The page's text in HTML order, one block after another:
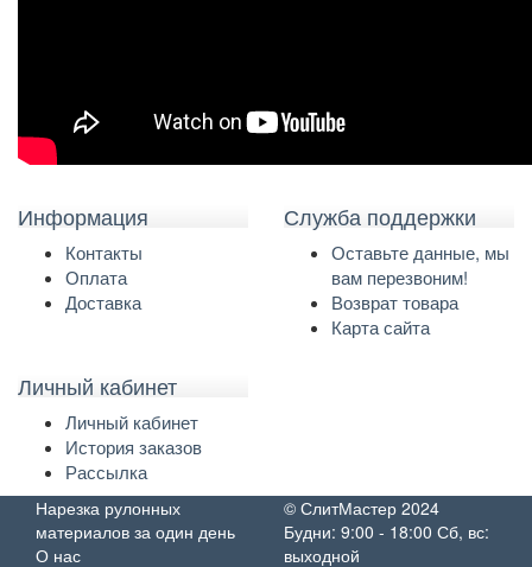
Информация
Контакты
Оплата
Доставка
Служба поддержки
Оставьте данные, мы
вам перезвоним!
Возврат товара
Карта сайта
Личный кабинет
Личный кабинет
История заказов
Рассылка
Нарезка рулонных
материалов за один день
О нас
© СлитМастер 2024
Будни: 9:00 - 18:00 Сб, вс:
выходной